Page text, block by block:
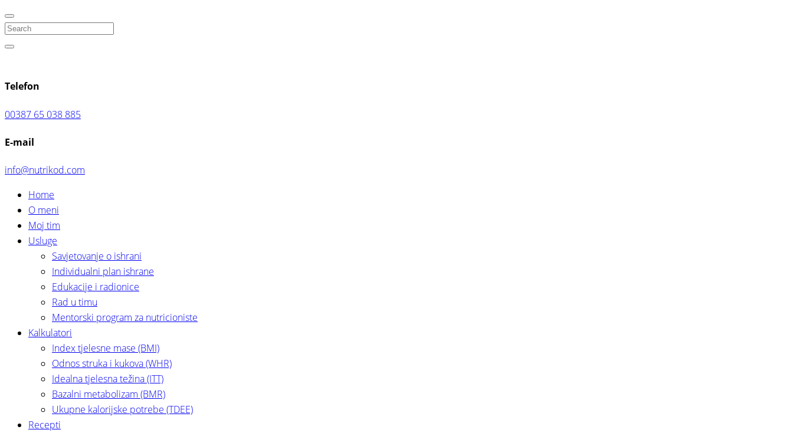
Search
Telefon
00387 65 038 885
E-mail
info@nutrikod.com
Home
O meni
Moj tim
Usluge
Savjetovanje o ishrani
Individualni plan ishrane
Edukacije i radionice
Rad u timu
Mentorski program za nutricioniste
Kalkulatori
Index tjelesne mase (BMI)
Odnos struka i kukova (WHR)
Idealna tjelesna težina (ITT)
Bazalni metabolizam (BMR)
Ukupne kalorijske potrebe (TDEE)
Recepti